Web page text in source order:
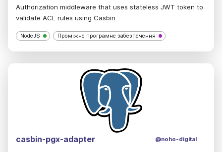
Authorization middleware that uses stateless JWT token to
validate ACL rules using Casbin
NodeJS Проміжне програмне забезпечення
casbin-pgx-adapter @noho-digital